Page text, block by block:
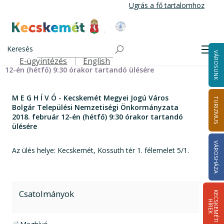
tartalomra
Ugrás a fő tartalomhoz
Kecskemét Város Honlapja
Keresés
Felső navigáció
E-ügyintézés English VÁROSUNK
TURIZMUS
VÁROSHÁZA
K
E
C
S
K
E
M
É
T
I
HÍ
R
E
K
M E G H Í V Ó - Kecskemét Megyei Jogú Város Bolgár
Települési Nemzetiségi Önkormányzata 2018. február
12-én (hétfő) 9:30 órakor tartandó ülésére
M E G H Í V Ó - Kecskemét Megyei Jogú Város
Bolgár Települési Nemzetiségi Önkormányzata
2018. február 12-én (hétfő) 9:30 órakor tartandó
ülésére
Az ülés helye: Kecskemét, Kossuth tér 1. félemelet 5/1.
Csatolmányok